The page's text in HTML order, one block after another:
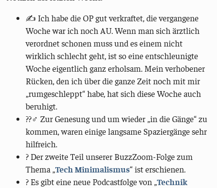
✍️ Ich habe die OP gut verkraftet, die vergangene
Woche war ich noch AU. Wenn man sich ärztlich
verordnet schonen muss und es einem nicht
wirklich schlecht geht, ist so eine entschleunigte
Woche eigentlich ganz erholsam. Mein verhobener
Rücken, den ich über die ganze Zeit noch mit mir
„rumgeschleppt“ habe, hat sich diese Woche auch
beruhigt.
??‍♂️ Zur Genesung und um wieder „in die Gänge“ zu
kommen, waren einige langsame Spaziergänge sehr
hilfreich.
?️ Der zweite Teil unserer BuzzZoom-Folge zum
Thema „Tech Minimalismus“ ist erschienen.
? Es gibt eine neue Podcastfolge von „Technik